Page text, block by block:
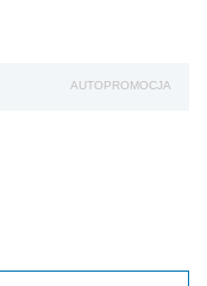
AUTOPROMOCJA